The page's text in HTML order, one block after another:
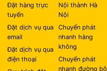
Đặt hàng trực
tuyến
Đặt dịch vụ qua
email
Đặt dịch vụ qua
điện thoại
Nội thành Hà
Nội
Chuyển phát
nhanh hàng
không
Chuyển phát
nhanh đường bộ